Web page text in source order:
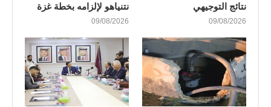
نتائج التوجيهي
09/08/2026
نتنياهو لإلزامه بخطة غزة
09/08/2026